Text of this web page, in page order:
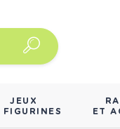
JEUX
FIGURINES
ET